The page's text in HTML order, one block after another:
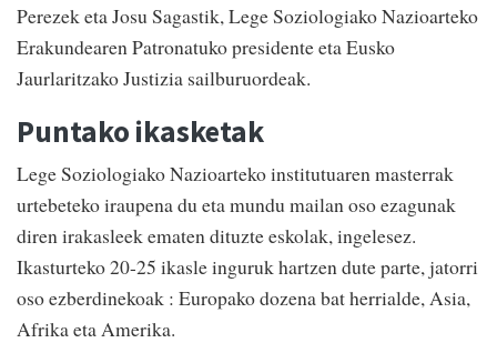
Perezek eta Josu Sagastik, Lege Soziologiako Nazioarteko
Erakundearen Patronatuko presidente eta Eusko
Jaurlaritzako Justizia sailburuordeak.
Puntako ikasketak
Lege Soziologiako Nazioarteko institutuaren masterrak
urtebeteko iraupena du eta mundu mailan oso ezagunak
diren irakasleek ematen dituzte eskolak, ingelesez.
Ikasturteko 20-25 ikasle inguruk hartzen dute parte, jatorri
oso ezberdinekoak : Europako dozena bat herrialde, Asia,
Afrika eta Amerika.